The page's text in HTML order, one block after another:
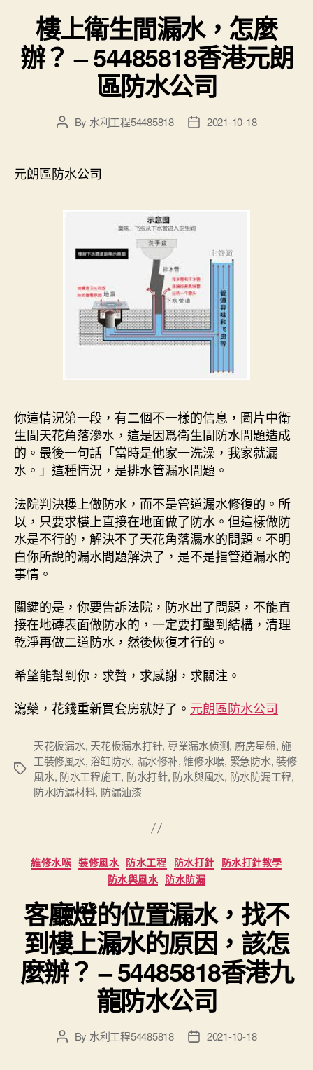
樓上衛生間漏水，怎麼
辦？ – 54485818香港元朗
區防水公司
PostBy 水利工程54485818
Post2021-10-18
元朗區防水公司
你這情況第一段，有二個不一樣的信息，圖片中衛
生間天花角落滲水，這是因爲衛生間防水問題造成
的。最後一句話「當時是他家一洗澡，我家就漏
水。」這種情況，是排水管漏水問題。
法院判決樓上做防水，而不是管道漏水修復的。所
以，只要求樓上直接在地面做了防水。但這樣做防
水是不行的，解決不了天花角落漏水的問題。不明
白你所說的漏水問題解決了，是不是指管道漏水的
事情。
關鍵的是，你要告訴法院，防水出了問題，不能直
接在地磚表面做防水的，一定要打鑿到結構，清理
乾淨再做二道防水，然後恢復才行的。
希望能幫到你，求贊，求感謝，求關注。
瀉藥，花錢重新買套房就好了。 元朗區防水公司
Tags
天花板漏水, 天花板漏水打针, 專業漏水侦测, 廚房星盤,施
工裝修風水, 浴缸防水, 漏水修补,維修水喉, 緊急防水,裝修
風水, 防水工程施工, 防水打針, 防水與風水, 防水防漏工程,
防水防漏材料, 防漏油漆
Categories
維修水喉 裝修風水 防水工程 防水打針 防水打針教學
防水與風水 防水防漏
客廳燈的位置漏水，找不
到樓上漏水的原因，該怎
麼辦？ – 54485818香港九
龍防水公司
PostBy 水利工程54485818
Post2021-10-18